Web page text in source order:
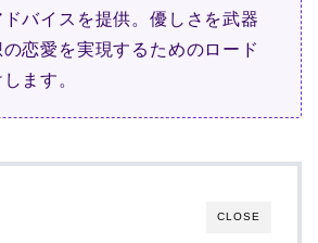
バイスを提供。優しさを武器
恋愛を実現するためのロード
ます。
CLOSE